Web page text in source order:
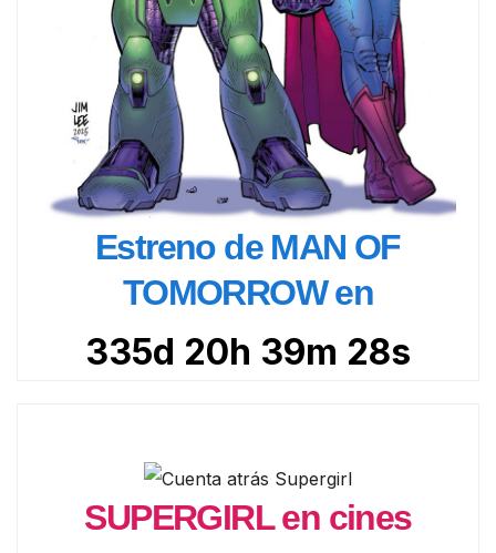
Estreno de MAN OF
TOMORROW en
335d 20h 39m 26s
SUPERGIRL en cines